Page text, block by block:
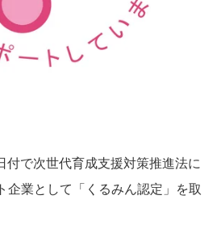
付で次世代育成支援対策推進法に
企業として「くるみん認定」を取